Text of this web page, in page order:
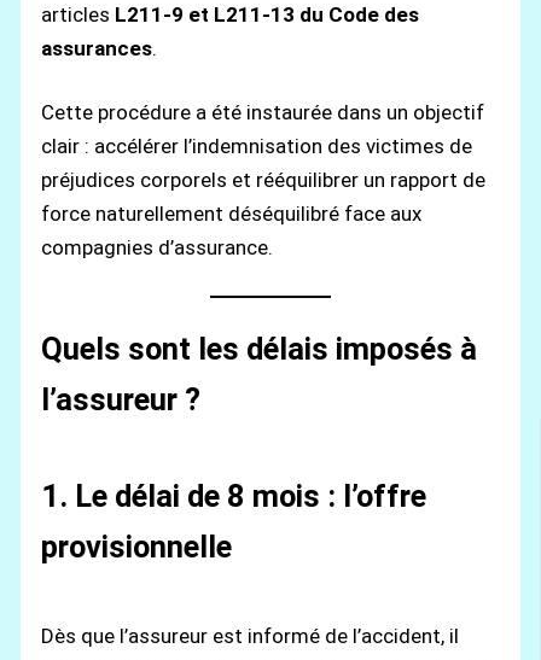
articles L211-9 et L211-13 du Code des
assurances.
Cette procédure a été instaurée dans un objectif
clair : accélérer l’indemnisation des victimes de
préjudices corporels et rééquilibrer un rapport de
force naturellement déséquilibré face aux
compagnies d’assurance.
Quels sont les délais imposés à
l’assureur ?
1. Le délai de 8 mois : l’offre
provisionnelle
Dès que l’assureur est informé de l’accident, il